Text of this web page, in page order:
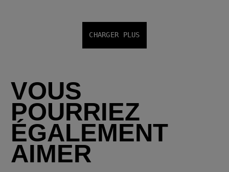
CHARGER PLUS
VOUS
POURRIEZ
ÉGALEMENT
AIMER